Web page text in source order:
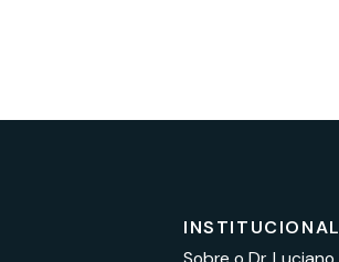
INSTITUCIONAL